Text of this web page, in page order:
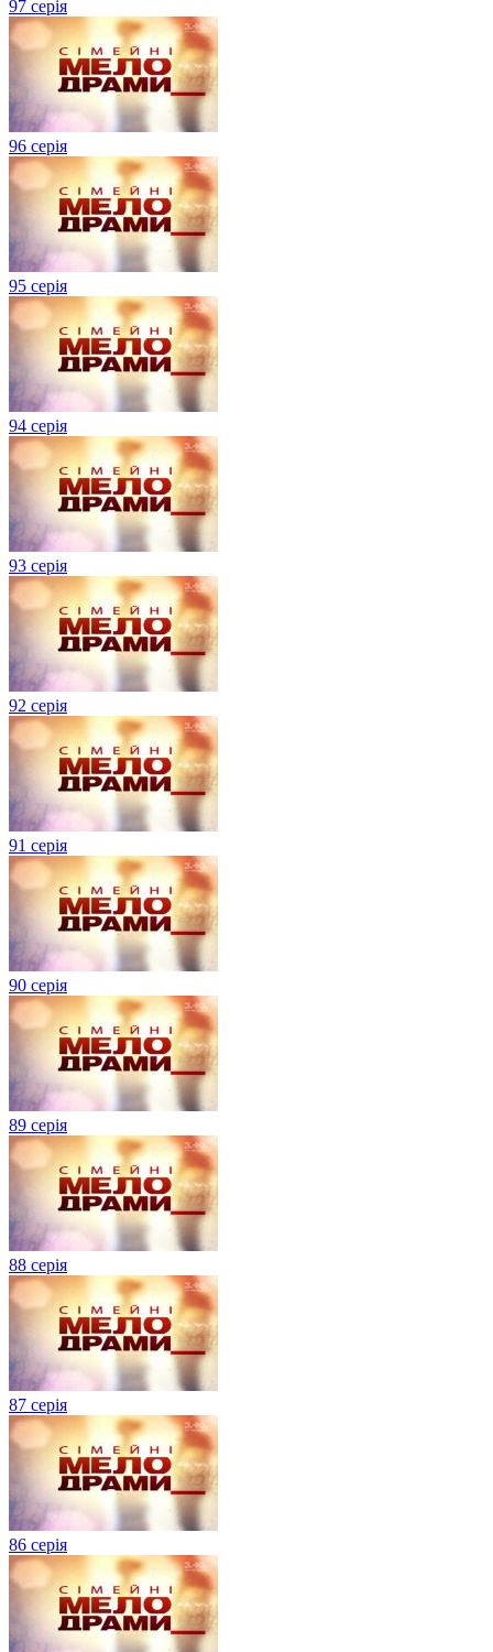
97 серія
96 серія
95 серія
94 серія
93 серія
92 серія
91 серія
90 серія
89 серія
88 серія
87 серія
86 серія